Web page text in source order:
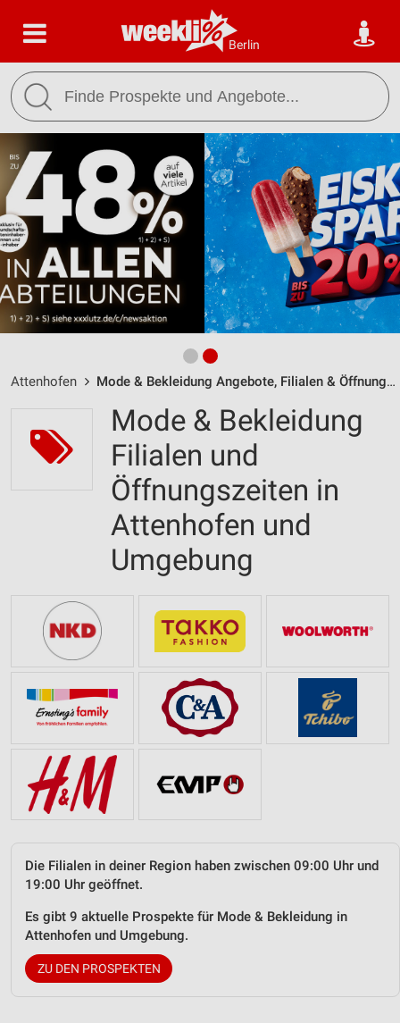
Berlin
Attenhofen Mode & Bekleidung Angebote, Filialen & Öffnungszeiten
Mode & Bekleidung
Filialen und
Öffnungszeiten in
Attenhofen und
Umgebung
Die Filialen in deiner Region haben zwischen 09:00 Uhr und
19:00 Uhr geöffnet.
Es gibt 9 aktuelle Prospekte für Mode & Bekleidung in
Attenhofen und Umgebung.
ZU DEN PROSPEKTEN